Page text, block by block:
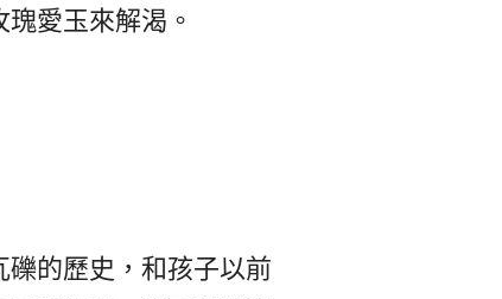
愛玉來解渴。
的歷史，和孩子以前